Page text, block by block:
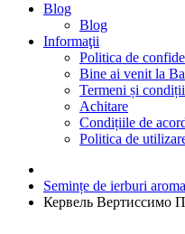
Blog
Blog
Informaţii
Politica de
Bine ai venit la
Termeni și
Achitare
Condițiile de
Politica de
Semințe de ierburi
Кервель Вертиссимо